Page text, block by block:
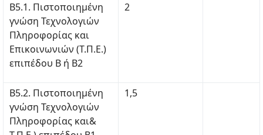
Β5.1. Πιστοποιημένη
γνώση Τεχνολογιών
Πληροφορίας και
Επικοινωνιών (Τ.Π.Ε.)
επιπέδου Β ή Β2
2
Β5.2. Πιστοποιημένη
γνώση Τεχνολογιών
Πληροφορίας και&
1,5